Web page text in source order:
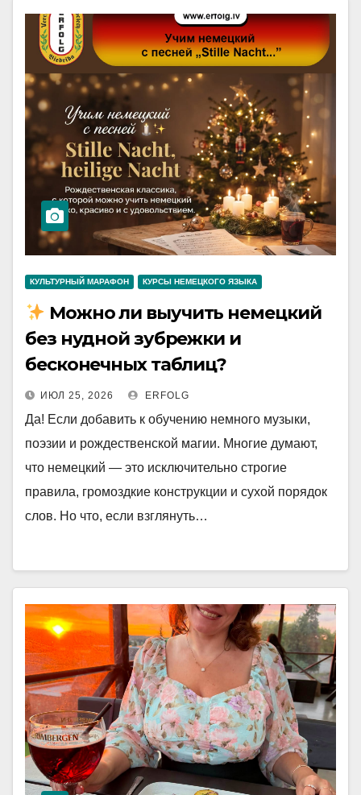
КУЛЬТУРНЫЙ МАРАФОН КУРСЫ НЕМЕЦКОГО ЯЗЫКА
Можно ли выучить немецкий
без нудной зубрежки и
бесконечных таблиц?
ИЮЛ 25, 2026 ERFOLG
Да! Если добавить к обучению немного музыки,
поэзии и рождественской магии. Многие думают,
что немецкий — это исключительно строгие
правила, громоздкие конструкции и сухой порядок
слов. Но что, если взглянуть…